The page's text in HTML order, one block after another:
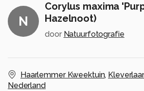
N
Corylus maxima
Hazelnoot)
door Natuurfotografie
Haarlemmer Kweektuin,
Nederland